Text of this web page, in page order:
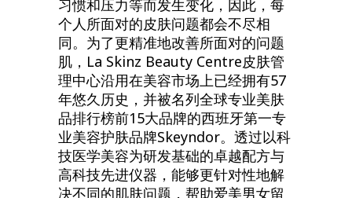
习惯和压力等而发生变化，因此，每
个人所面对的皮肤问题都会不尽相
同。为了更精准地改善所面对的问题
肌，La Skinz Beauty Centre皮肤管
理中心沿用在美容市场上已经拥有57
年悠久历史，并被名列全球专业美肤
品排行榜前15大品牌的西班牙第一专
业美容护肤品牌Skeyndor。透过以科
技医学美容为研发基础的卓越配方与
高科技先进仪器，能够更针对性地解
决不同的肌肤问题，帮助爱美男女留